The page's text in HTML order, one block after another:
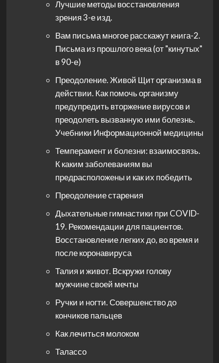
Лучшие методы восстановления
зрения 3-е изд.
Вам письма многое расскажут книга-2.
Письма из прошлого века (от "кинутых"
в 90-е)
Преодоление. Живой Щит организма в
действии. Как помочь организму
предупредить вторжение вирусов и
преодолеть вызванную ими болезнь.
Учебники Информационной медицины
Темперамент и болезни: взаимосвязь.
К каким заболеваниям вы
предрасположены и как их победить
Преодоление старения
Дыхательные гимнастики при COVID-
19. Рекомендации для пациентов.
Восстановление легких до, во время и
после коронавируса
Талия и живот. Вскружи голову
мужчине своей мечты
Ручки и ногти. Совершенство до
кончиков пальцев
Как лечиться молоком
Талассо